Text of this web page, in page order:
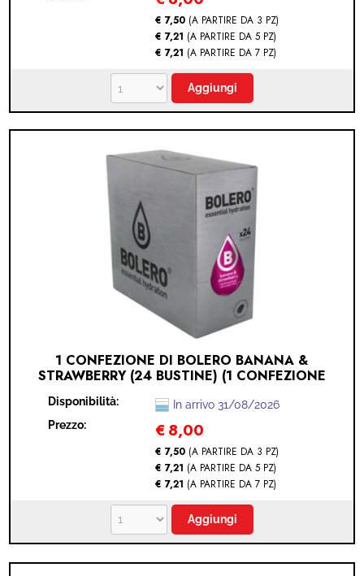
€ 7,50 (A PARTIRE DA 3 PZ)
€ 7,21 (A PARTIRE DA 5 PZ)
€ 7,21 (A PARTIRE DA 7 PZ)
1 CONFEZIONE DI BOLERO BANANA &
STRAWBERRY (24 BUSTINE) (1 CONFEZIONE
Disponibilità:
In arrivo 31/08/2026
Prezzo:
€ 8,00
€ 7,50 (A PARTIRE DA 3 PZ)
€ 7,21 (A PARTIRE DA 5 PZ)
€ 7,21 (A PARTIRE DA 7 PZ)